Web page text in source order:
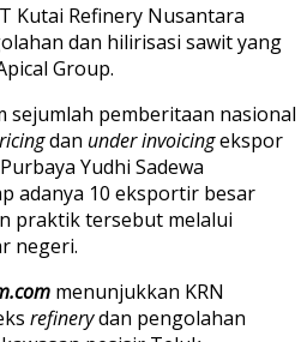
Kutai Refinery Nusantara
dan hilirisasi sawit yang
Group.
sejumlah pemberitaan nasional
dan under invoicingekspor
Yudhi Sadewa
adanya 10 eksportir besar
praktik tersebut melalui
negeri.
menunjukkan KRN
refinerydan pengolahan